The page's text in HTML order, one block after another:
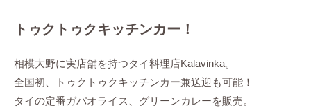
トゥクトゥクキッチンカー！
相模大野に実店舗を持つタイ料理店Kalavinka。
全国初、トゥクトゥクキッチンカー兼送迎も可能！
タイの定番ガパオライス、グリーンカレーを販売。